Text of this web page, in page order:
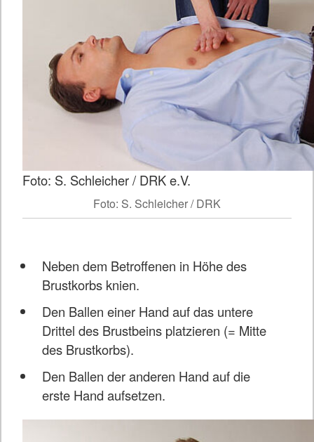
Foto: S. Schleicher / DRK e.V.
Foto: S. Schleicher / DRK
Neben dem Betroffenen in Höhe des
Brustkorbs knien.
Den Ballen einer Hand auf das untere
Drittel des Brustbeins platzieren (= Mitte
des Brustkorbs).
Den Ballen der anderen Hand auf die
erste Hand aufsetzen.